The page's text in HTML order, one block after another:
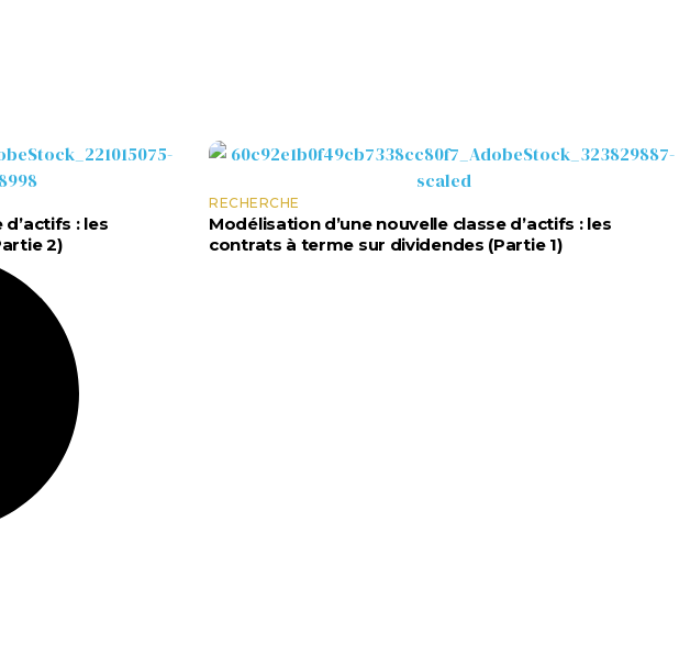
: les
2)
RECHERCHE
Modélisation d’une nouvelle classe d’actifs : les
contrats à terme sur dividendes (Partie 1)